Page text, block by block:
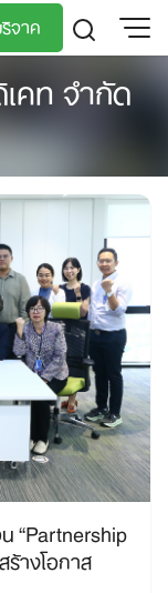
จาค
TH
EN
คท จำกัด
“Partnership
างโอกาส